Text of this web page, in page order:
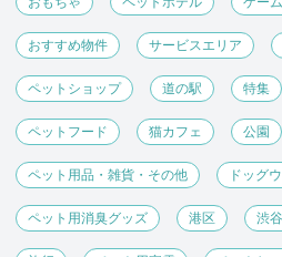
おすすめ物件 サービスエリア
ペットショップ 道の駅 特集
ペットフード 猫カフェ 公園
ペット用品・雑貨・その他 ドッグ
ペット用消臭グッズ 港区 渋